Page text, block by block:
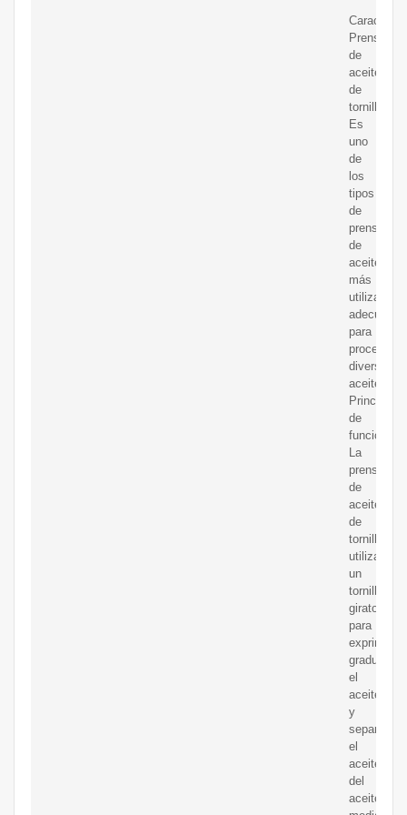
Prensa
de
aceite
de
tornillo
Es
uno
de
los
tipos
de
prensas
de
aceite
más
utilizados,
adecuado
para
procesar
diversos
aceites.
Principio
de
La
prensa
de
aceite
de
tornillo
utiliza
un
tornillo
giratorio
para
exprimir
el
aceite
y
separa
el
aceite
del
aceite